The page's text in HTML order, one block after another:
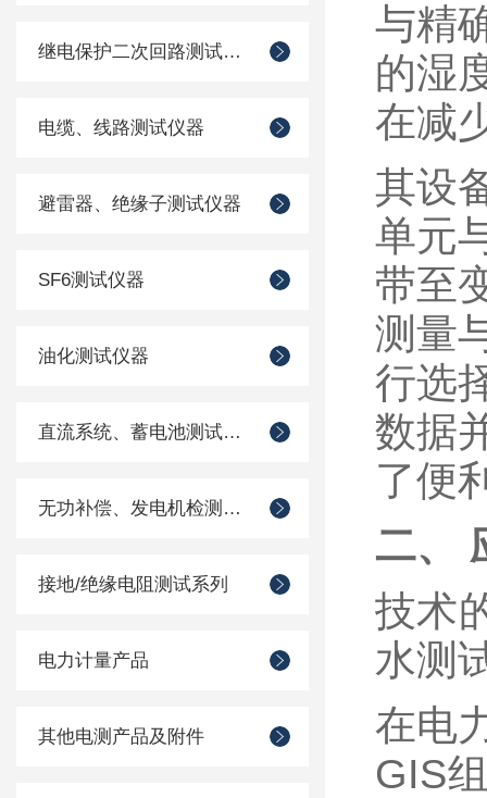
继电保护二次回路测试仪器
电缆、线路测试仪器
避雷器、绝缘子测试仪器
SF6测试仪器
油化测试仪器
直流系统、蓄电池测试仪器
无功补偿、发电机检测仪器
接地/绝缘电阻测试系列
电力计量产品
其他电测产品及附件
与精
的湿
在减
其设
单元
带至
测量
行选
数据
了便
二、
技术
水测
在电
GIS